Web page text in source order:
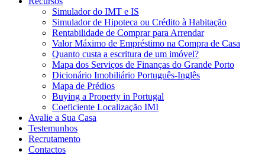
Simulador do IMT e IS
Simulador de Hipoteca ou Crédito à Habitação
Rentabilidade de Comprar para Arrendar
Valor Máximo de Empréstimo na Compra de Casa
Quanto custa a escritura de um imóvel?
Mapa dos Serviços de Finanças do Grande Porto
Dicionário Imobiliário Português-Inglês
Mapa de Prédios
Buying a Property in Portugal
Coeficiente Localização IMI
Avalie a Sua Casa
Testemunhos
Recrutamento
Contactos